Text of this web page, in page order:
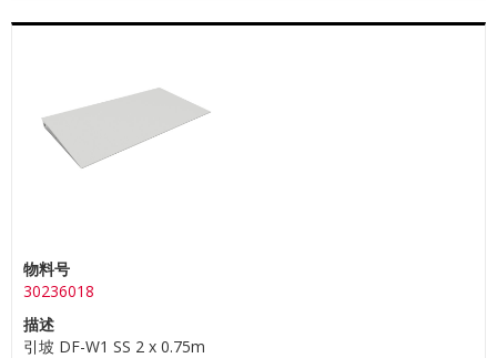
物料号
30236018
描述
引坡 DF-W1 SS 2 x 0.75m